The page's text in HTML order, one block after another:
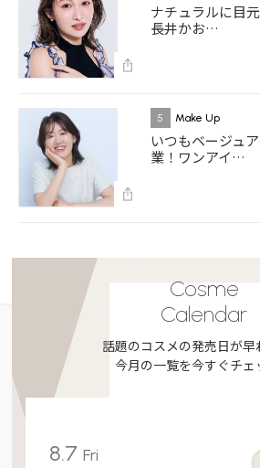
ナチュラルに目
長井かお…
5 Make Up
いつもベージュ
業！ワンアイ…
Cosme
Calendar
話題のコスメの発売日が早
今月の一覧を今すぐチェ
8.7 Fri